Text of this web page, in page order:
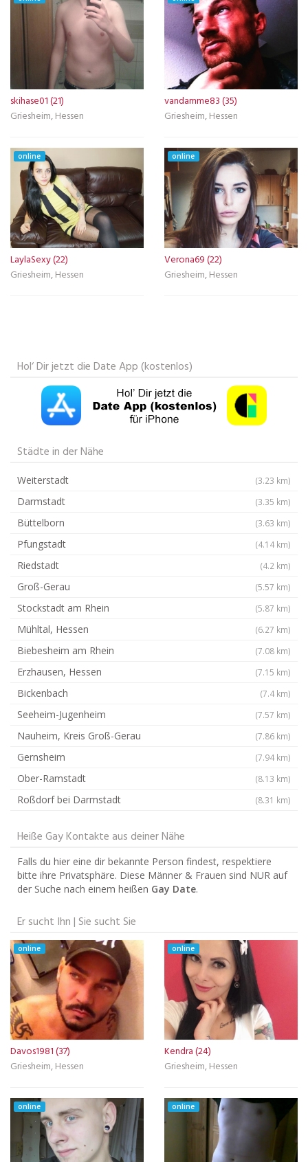
skihase01 (21)
Griesheim, Hessen
vandamme83 (35)
Griesheim, Hessen
online
LaylaSexy (22)
Griesheim, Hessen
online
Verona69 (22)
Griesheim, Hessen
Hol‘ Dir jetzt die Date App (kostenlos)
Städte in der Nähe
Weiterstadt (3.23 km)
Darmstadt (3.35 km)
Büttelborn (3.63 km)
Pfungstadt (4.14 km)
Riedstadt (4.2 km)
Groß-Gerau (5.57 km)
Stockstadt am Rhein (5.87 km)
Mühltal, Hessen (6.27 km)
Biebesheim am Rhein (7.08 km)
Erzhausen, Hessen (7.15 km)
Bickenbach (7.4 km)
Seeheim-Jugenheim (7.57 km)
Nauheim, Kreis Groß-Gerau (7.86 km)
Gernsheim (7.94 km)
Ober-Ramstadt (8.13 km)
Roßdorf bei Darmstadt (8.31 km)
Heiße Gay Kontakte aus deiner Nähe
Falls du hier eine dir bekannte Person findest, respektiere
bitte ihre Privatsphäre. Diese Männer & Frauen sind NUR auf
der Suche nach einem heißen Gay Date.
Er sucht Ihn | Sie sucht Sie
online
Davos1981 (37)
Griesheim, Hessen
online
Kendra (24)
Griesheim, Hessen
online online